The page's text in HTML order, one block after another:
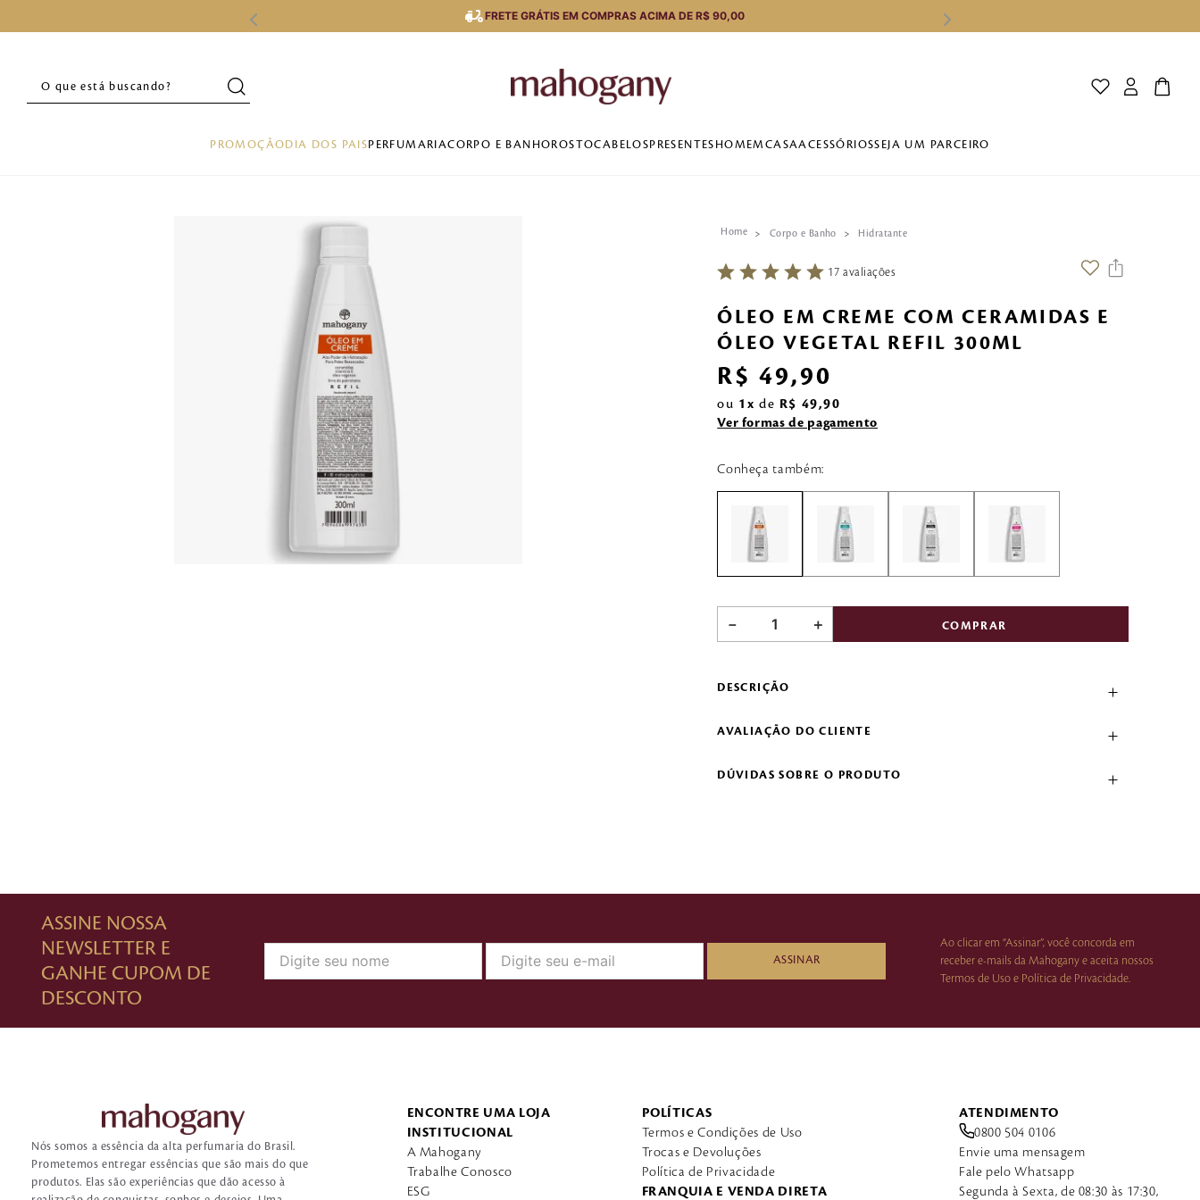
FRETE GRÁTIS EM COMPRAS ACIMA DE R$ 90,00
O que está buscando?
PROMOÇÃODIA DOS PAIS PERFUMARIACORPO E BANHOROSTOCABELOS PRESENTES HOMEM CASAACESSÓRIOSSEJA UM PARCEIRO
Corpo e Banho Hidratante
17 avaliações
ÓLEO EM CREME COM CERAMIDAS E
ÓLEO VEGETAL REFIL 300ML
R$ 49,90
ou 1 de R$ 49,90
Ver formas de pagamento
Conheça também:
＋
－ COMPRAR
DESCRIÇÃO
AVALIAÇÃO DO CLIENTE
DÚVIDAS SOBRE O PRODUTO
ASSINE NOSSA
NEWSLETTER E
GANHE CUPOM DE
DESCONTO
ASSINAR
Ao clicar em “Assinar”, você concorda em
receber e-mails da Mahogany e aceita nossos
Termos de Uso e Política de Privacidade.
Nós somos a essência da alta perfumaria do Brasil.
Prometemos entregar essências que são mais do que
produtos. Elas são experiências que dão acesso à
ENCONTRE UMA LOJA
INSTITUCIONAL
A Mahogany
Trabalhe Conosco
ESG
POLÍTICAS
Termos e Condições de Uso
Trocas e Devoluções
Política de Privacidade
FRANQUIA E VENDA DIRETA
ATENDIMENTO
0800 504 0106
Envie uma mensagem
Fale pelo Whatsapp
Segunda à Sexta, de 08:30 às 17:30,